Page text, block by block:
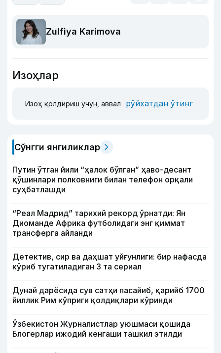
Zulfiya Karimova
Изоҳлар
Изоҳ қолдириш учун, аввал рўйхатдан ўтинг
Сўнгги янгиликлар
Путин ўтган йили “ҳалок бўлган” ҳаво-десант
қўшинлари полковниги билан телефон орқали
суҳбатлашди
“Реал Мадрид” тарихий рекорд ўрнатди: Ян
Диоманде Африка футболидаги энг қиммат
трансферга айланди
Детектив, сир ва даҳшат уйғунлиги: бир нафасда
кўриб тугатиладиган 3 та сериал
Дунай дарёсида сув сатҳи пасайиб, қарийб 1700
йиллик Рим кўприги қолдиқлари кўринди
Ўзбекистон Журналистлар уюшмаси қошида
Блогерлар ижодий кенгаши ташкил этилди